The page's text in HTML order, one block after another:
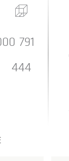
791
444